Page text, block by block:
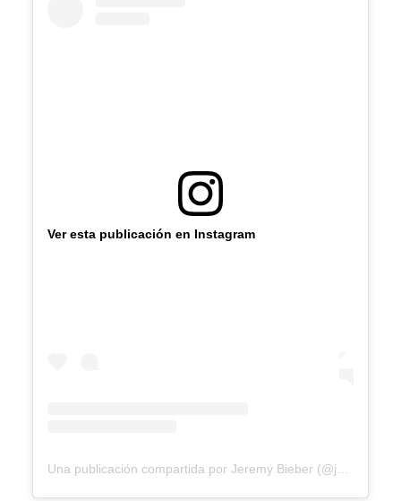
Ver esta publicación en Instagram